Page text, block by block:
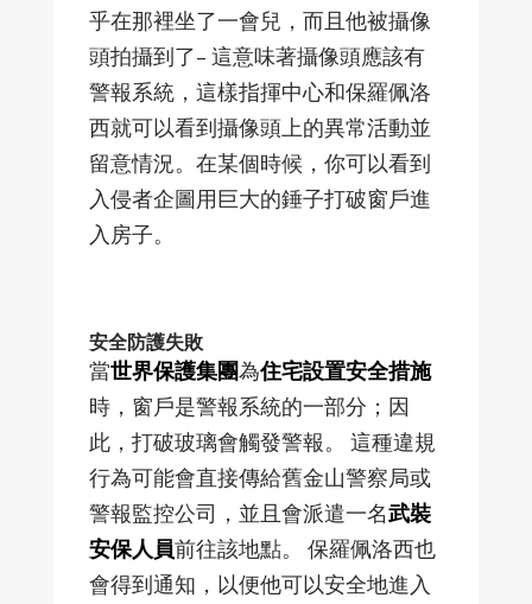
乎在那裡坐了一會兒，而且他被攝像
頭拍攝到了– 這意味著攝像頭應該有
警報系統，這樣指揮中心和保羅佩洛
西就可以看到攝像頭上的異常活動並
留意情況。在某個時候，你可以看到
入侵者企圖用巨大的錘子打破窗戶進
入房子。
安全防護失敗
當世界保護集團為住宅設置安全措施
時，窗戶是警報系統的一部分；因
此，打破玻璃會觸發警報。 這種違規
行為可能會直接傳給舊金山警察局或
警報監控公司，並且會派遣一名武裝
安保人員前往該地點。 保羅佩洛西也
會得到通知，以便他可以安全地進入